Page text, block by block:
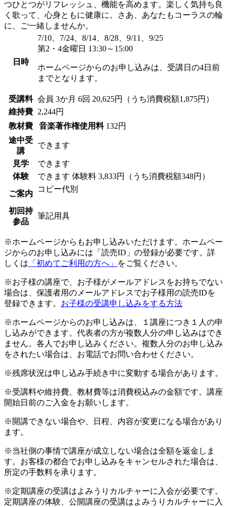
つひとつがリフレッシュ、機能を高めます。楽しく気持ち良
く歌って、心身ともに健康に。さあ、あなたもコーラスの輪
に、ご一緒しませんか。
日時
7/10、7/24、8/14、8/28、9/11、9/25
第2・4金曜日 13:30～15:00
ホームページからのお申し込みは、受講日の4日前
までとなります。
受講料 会員 3か月 6回 20,625円（うち消費税額1,875円）
維持費
2,244円
教材費
音楽著作権使用料 132円
途中受
講
できます
見学
できます
体験
できます 体験料 3,833円（うち消費税額348円）
ご案内
コピー代別
初回持
参品
筆記用具
※ホームページからもお申し込みいただけます。ホームペー
ジからのお申し込みには「読売ID」の登録が必要です。詳
しくは 「初めてご利用の方へ」 をご覧ください。
※お子様の講座で、お子様がメールアドレスをお持ちでない
場合は、保護者用のメールアドレスでお子様用の読売IDを
登録できます。 お子様の受講申し込みをする方法
※ホームページからのお申し込みは、１講座につき１人の申
し込みができます。代表者の方が複数人分の申し込みはでき
ません。各人でお申し込みください。複数人分のお申し込み
をされたい場合は、お電話でお問い合わせください。
※残席状況は申し込み手続き中に変動する場合があります。
※受講料や維持費、教材費等は消費税込みの金額です。講座
開始日前のご入金をお願いします。
※開講できない場合や、日程、内容が変更になる場合があり
ます。
※当社側の事情で講座が成立しない場合は全額を返金しま
す。お客様の都合でお申し込みをキャンセルされた場合は、
所定の手数料を承ります。
※定期講座の受講はよみうりカルチャーに入会が必要です。
定期講座の体験、公開講座の受講はよみうりカルチャーに入